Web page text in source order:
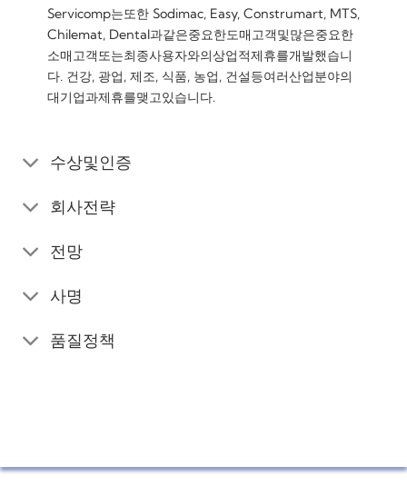
Servicomp는또한 Sodimac, Easy, Construmart, MTS,
Chilemat, Dental과같은중요한도매고객및많은중요한
소매고객또는최종사용자와의상업적제휴를개발했습니
다. 건강, 광업, 제조, 식품, 농업, 건설등여러산업분야의
대기업과제휴를맺고있습니다.
수상및인증
회사전략
전망
사명
품질정책